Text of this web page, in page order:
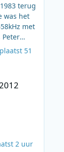
terug
was het
met
Peter
om dit
963kHz.
geen
te
van
format
zijn op
51
2 uur